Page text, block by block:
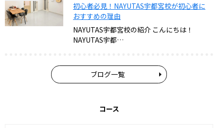
初心者必見！NAYUTAS宇都宮校が初心者に
おすすめの理由
NAYUTAS宇都宮校の紹介 こんにちは！
NAYUTAS宇都…
ブログ一覧
コース